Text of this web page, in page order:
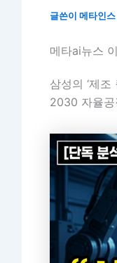
글쓴이 메타인스
메타ai뉴스
삼성의 ‘제조
2030 자율공